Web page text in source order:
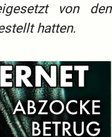
von den
hatten.